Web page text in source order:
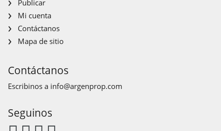
Publicar
Mi cuenta
Contáctanos
Mapa de sitio
Contáctanos
Escribinos a info@argenprop.com
Seguinos